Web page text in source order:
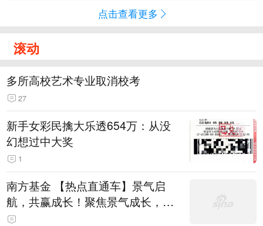
点击查看更多
滚动
多所高校艺术专业取消校考
27
新手女彩民擒大乐透654万：从没
幻想过中大奖
1
南方基金 【热点直通车】景气启
航，共赢成长！聚焦景气成长，AI
+机器人力争超额！